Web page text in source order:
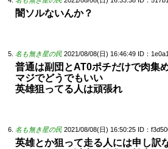
闇ソルないんか？
名も無き星の民 2021/08/08(日) 16:46:49 ID：
普通は副団とAT0ポチだけで肉集
マジでどうでもいい
英雄狙ってる人は頑張れ
名も無き星の民 2021/08/08(日) 16:50:25 ID：
英雄とか狙って走る人には申し訳